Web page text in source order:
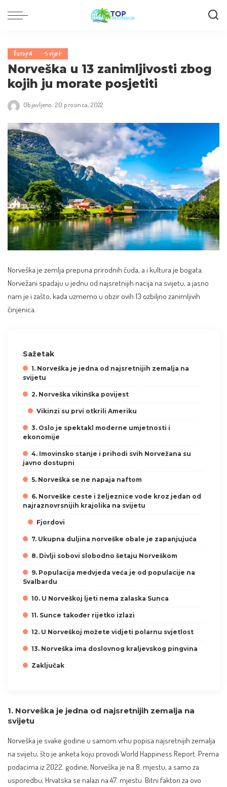
Europa Svijet
Norveška u 13 zanimljivosti zbog
kojih ju morate posjetiti
Objavljeno: 20 prosinca, 2022
Norveška je zemlja prepuna prirodnih čuda, a i kultura je bogata.
Norvežani spadaju u jednu od najsretnijih nacija na svijetu, a jasno
nam je i zašto, kada uzmemo u obzir ovih 13 ozbiljno zanimljivih
činjenica.
Sažetak
1. Norveška je jedna od najsretnijih zemalja na
svijetu
2. Norveška vikinška povijest
Vikinzi su prvi otkrili Ameriku
3. Oslo je spektakl moderne umjetnosti i
ekonomije
4. Imovinsko stanje i prihodi svih Norvežana su
javno dostupni
5. Norveška se ne napaja naftom
6. Norveške ceste i željeznice vode kroz jedan od
najraznovrsnijih krajolika na svijetu
Fjordovi
7. Ukupna duljina norveške obale je zapanjujuća
8. Divlji sobovi slobodno šetaju Norveškom
9. Populacija medvjeda veća je od populacije na
Svalbardu
10. U Norveškoj ljeti nema zalaska Sunca
11. Sunce također rijetko izlazi
12. U Norveškoj možete vidjeti polarnu svjetlost
13. Norveška ima doslovnog kraljevskog pingvina
Zaključak
1. Norveška je jedna od najsretnijih zemalja na
svijetu
Norveška je svake godine u samom vrhu popisa najsretnijih zemalja
na svijetu, što je anketa koju provodi World Happiness Report. Prema
podacima iz 2022. godine, Norveška je na 8. mjestu, a samo za
usporedbu, Hrvatska se nalazi na 47. mjestu. Bitni faktori za ovo